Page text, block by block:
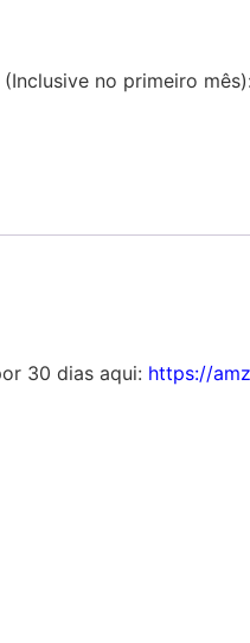
no primeiro mês):
30 dias aqui: https://